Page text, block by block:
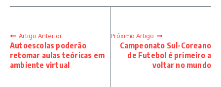
Artigo Anterior
Autoescolas poderão
retomar aulas teóricas em
ambiente virtual
Próximo Artigo
Campeonato Sul-Coreano
de Futebol é primeiro a
voltar no mundo